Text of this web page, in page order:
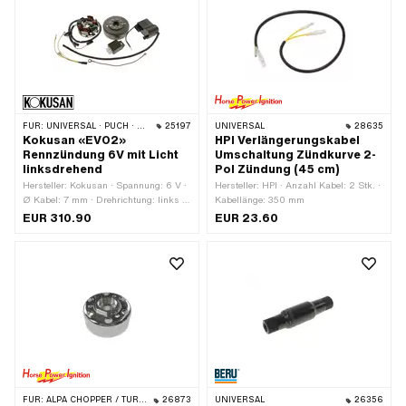
Anwendungsbereich: Tuning
Anwendungsbereich: Racing ·
Anwendungsbereich: Tuning
FÜR: UNIVERSAL · PUCH · SACHS 25197
Kokusan «EVO2»
Rennzündung 6V mit Licht
linksdrehend
Hersteller: Kokusan · Spannung: 6 V ·
Ø Kabel: 7 mm · Drehrichtung: links ·
Ø Aufnahmeplatte: 90 mm ·
EUR 310.90
UNIVERSAL 28635
HPI Verlängerungskabel
Umschaltung Zündkurve 2-
Pol Zündung (45 cm)
Hersteller: HPI · Anzahl Kabel: 2 Stk. ·
Kabellänge: 350 mm
EUR 23.60
FÜR: ALPA CHOPPER / TURBO · MALAGUTI · FRANCO MORINI 26873 UNIVERSAL 26356